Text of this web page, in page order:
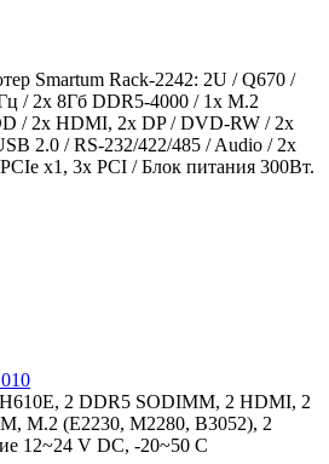
Smartum Rack-2242: 2U / Q670 /
/ 2x 8Гб DDR5-4000 / 1x M.2
/ 2x HDMI, 2x DP / DVD-RW / 2x
2.0 / RS-232/422/485 / Audio / 2x
x1, 3x PCI / Блок питания 300Вт.
2 DDR5 SODIMM, 2 HDMI, 2
M.2 (E2230, M2280, B3052), 2
12~24 V DC, -20~50 C